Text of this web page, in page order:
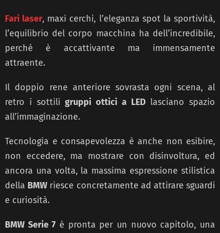
Fari laser, maxi cerchi, l’eleganza spot la sportività,
l’equilibrio del corpo macchina ha dell’incredibile,
perché è accattivante ma immensamente
attraente.
Il doppio rene anteriore sovrasta ogni scena, al
retro i sottiligruppi ottici a LED lasciano spazio
all’immaginazione.
Tecnologia e consapevolezza è anche non esibire,
non eccedere, ma mostrare con disinvoltura, ed
ancora una volta, la massima espressione stilistica
della BMW riesce concretamente ad attirare sguardi
e curiosità.
BMW Serie 7 è pronta per un nuovo capitolo, una